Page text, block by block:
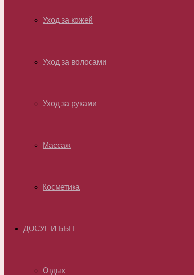
Уход за кожей
Уход за волосами
Уход за руками
Массаж
Косметика
ДОСУГ И БЫТ
Отдых